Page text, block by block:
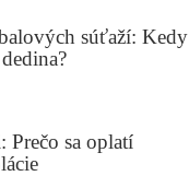
súťaží: Kedy
sa oplatí